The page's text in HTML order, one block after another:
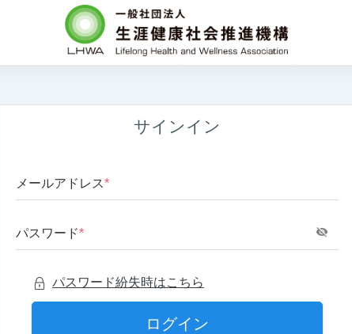
サインイン
メールアドレス*
パスワード*
パスワード紛失時はこちら
ログイン